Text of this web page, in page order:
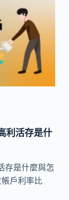
利活存是什
存是什麼與怎
戶利率比